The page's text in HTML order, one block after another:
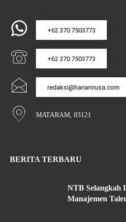
+62 370 7503773
+62 370 7503773
redaksi@hariannusa.com
MATARAM, 83121
BERITA TERBARU
NTB Selangkah
Manajemen